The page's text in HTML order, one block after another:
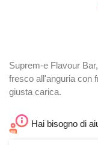
Suprem-e Flavour
fresco all'anguria con
giusta carica.
Hai bisogno di